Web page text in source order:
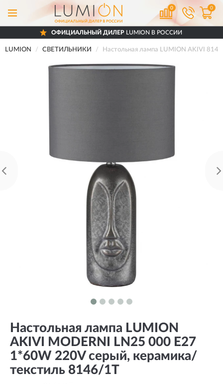
0 0
ОФИЦИАЛЬНЫЙ ДИЛЕР LUMION В РОССИИ
LUMION СВЕТИЛЬНИКИ Настольная лампа LUMION AKIVI
Настольная лампа LUMION
AKIVI MODERNI LN25 000 Е27
1*60W 220V серый, керамика/
текстиль 8146/1T